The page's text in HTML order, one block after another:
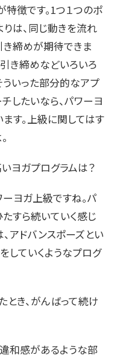
徴です。1つ１つのポ
は、同じ動きを流れ
き締めが期待できま
き締めなどいろいろ
ういった部分的なアプ
したいなら、パワーヨ
す。上級に関してはす
ヨガプログラムは？
ヨガ上級ですね。パ
すら続いていく感じ
アドバンスポーズとい
していくようなプログ
とき、がんばって続け
違和感があるような部